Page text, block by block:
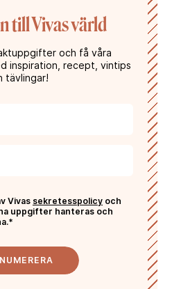
till Vivas värld
och få våra
inspiration, recept, vintips
tävlingar!
Vivas sekretesspolicy och
uppgifter hanteras och